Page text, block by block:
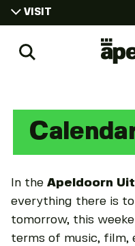
VISIT
LIVING
STUDYING
Uit
Search
In the Apeldoorn
everything there is
tomorrow, this
terms of music, film,